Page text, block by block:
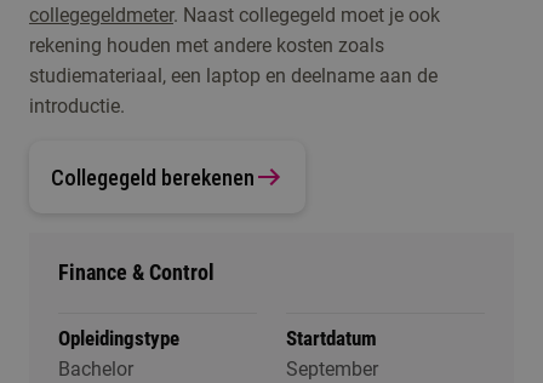
collegegeldmeter. Naast collegegeld moet je ook
rekening houden met andere kosten zoals
studiemateriaal, een laptop en deelname aan de
introductie.
Collegegeld berekenen
Finance & Control
Opleidingstype
Bachelor
Startdatum
September